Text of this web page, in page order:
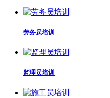
劳务员培训
监理员培训